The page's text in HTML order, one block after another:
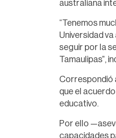
australiana
“Tenemos
Universidad
seguir por la
Tamaulipas”,
Correspondió
que el
educativo.
Por ello
capacidades